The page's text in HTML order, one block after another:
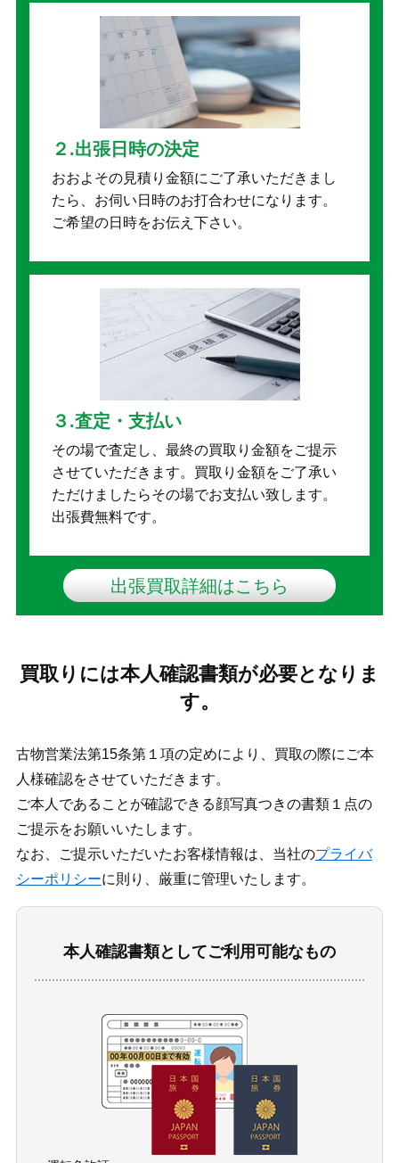
２.出張日時の決定
おおよその見積り金額にご了承いただきまし
たら、お伺い日時のお打合わせになります。
ご希望の日時をお伝え下さい。
３.査定・支払い
その場で査定し、最終の買取り金額をご提示
させていただきます。買取り金額をご了承い
ただけましたらその場でお支払い致します。
出張費無料です。
出張買取詳細はこちら
買取りには本人確認書類が必要となりま
す。
古物営業法第15条第１項の定めにより、買取の際にご本
人様確認をさせていただきます。
ご本人であることが確認できる顔写真つきの書類１点の
ご提示をお願いいたします。
なお、ご提示いただいたお客様情報は、当社のプライバ
シーポリシーに則り、厳重に管理いたします。
本人確認書類としてご利用可能なもの